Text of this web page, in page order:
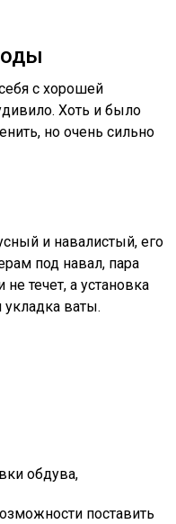
с хорошей
Хоть и было
но очень сильно
и навалистый, его
под навал, пара
течет, а установка
укладка ваты.
обдува,
поставить